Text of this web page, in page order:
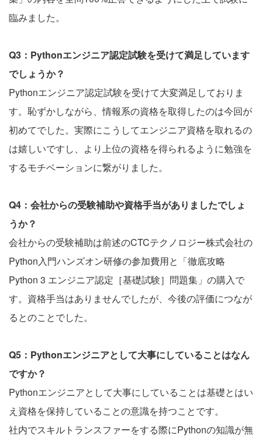
臨みました。
Q3：Pythonエンジニア認定試験を受けて満足しています
でしょうか？
Pythonエンジニア認定試験を受けて大変満足しておりま
す。恥ずかしながら、情報系の資格を取得したのは今回が
初めてでした。実際にこうしてエンジニア資格を取れるの
は嬉しいですし、より上位の資格を得られるように勉強を
するモチベーションに繋がりました。
Q4：会社からの受験補助や資格手当がありましたでしょ
うか？
会社からの受験補助は前述のCTCテクノロジー株式会社の
Python入門ハンズオン研修の参加費用と「徹底攻略
Python 3 エンジニア認定［基礎試験］問題集」の購入で
す。資格手当はありませんでしたが、今後の評価につなが
るとのことでした。
Q5：Pythonエンジニアとして大事にしていることはなん
ですか？
Pythonエンジニアとして大事にしていることは基礎とはい
え資格を保持していることの意識を持つことです。
社内でスキルトランスファーをする際にPythonの知識が無